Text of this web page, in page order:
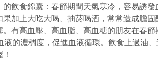
飲食錦囊：春節期間天氣寒冷，容易誘
加上大吃大喝、抽菸喝酒，常常造成膽
有高血壓、高血脂、高血糖的朋友在春
液的濃稠度，促進血液循環。飲食上過油